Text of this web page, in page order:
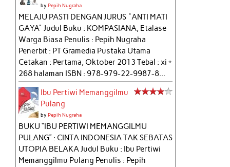
byPepih Nugraha
MELAJU PASTI DENGAN JURUS "ANTI MATI
GAYA" Judul Buku : KOMPASIANA, Etalase
Warga Biasa Penulis : Pepih Nugraha
Penerbit : PT Gramedia Pustaka Utama
Cetakan : Pertama, Oktober 2013 Tebal : xi +
268 halaman ISBN : 978-979-22-9987-8...
Ibu Pertiwi Memanggilmu
Pulang
byPepih Nugraha
BUKU “IBU PERTIWI MEMANGGILMU
PULANG” : CINTA INDONESIA TAK SEBATAS
UTOPIA BELAKA Judul Buku : Ibu Pertiwi
Memanggilmu Pulang Penulis : Pepih